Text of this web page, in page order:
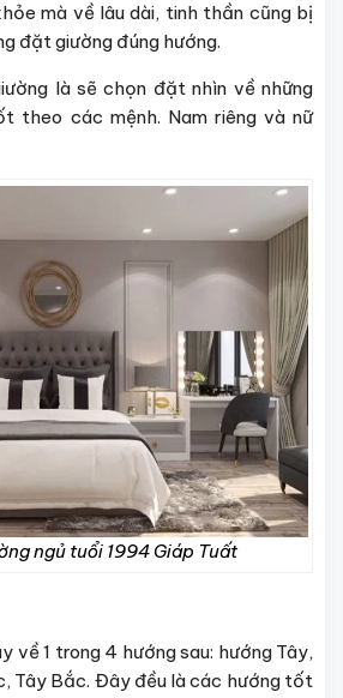
mà về lâu dài, tinh thần cũng bị
đặt giường đúng hướng.
là sẽ chọn đặt nhìn về những
theo các mệnh. Nam riêng và nữ
ngủ tuổi 1994 Giáp Tuất
về 1 trong 4 hướng sau: hướng Tây,
Tây Bắc. Đây đều là các hướng tốt